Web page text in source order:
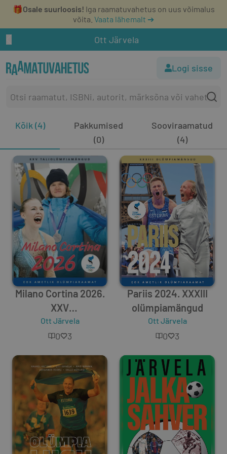
🎁Osale suurloosis! Iga raamatuvahetus on uus võimalus
võita. Vaata lähemalt ➔
Ott Järvela
Logi sisse
Kõik (4)
Pakkumised
(0)
Sooviraamatud
(4)
Milano Cortina 2026.
XXV
taliolümpiamängud
Ott Järvela
0 3
Pariis 2024. XXXIII
olümpiamängud
Ott Järvela
0 3